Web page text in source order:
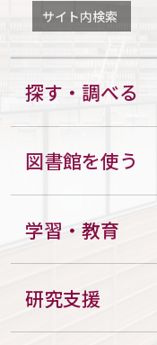
サイト内検索
探す・調べる
図書館を使う
学習・教育
研究支援